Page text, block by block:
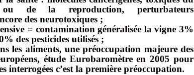
ou de la reproduction, perturbateurs
des neurotoxiques ;
= contamination généralisée la vigne 3%
des pesticides utilisés ;
les aliments, une préoccupation majeure des
étude Eurobaromètre en 2005 pour
interrogées c’est la première préoccupation.